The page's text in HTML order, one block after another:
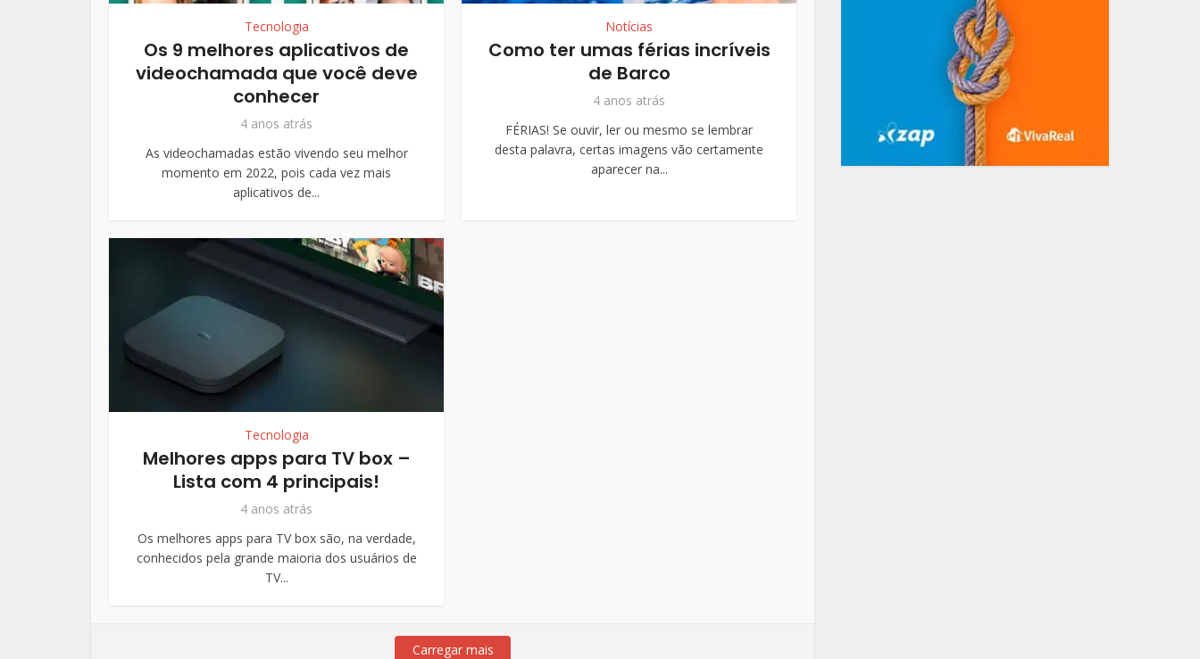
Tecnologia
Os 9 melhores aplicativos de
videochamada que você deve
conhecer
4 anos atrás
As videochamadas estão vivendo seu melhor
momento em 2022, pois cada vez mais
aplicativos de...
Notícias
Como ter umas férias incríveis
de Barco
4 anos atrás
FÉRIAS! Se ouvir, ler ou mesmo se lembrar
desta palavra, certas imagens vão certamente
aparecer na...
Tecnologia
Melhores apps para TV box –
Lista com 4 principais!
4 anos atrás
Os melhores apps para TV box são, na verdade,
conhecidos pela grande maioria dos usuários de
TV...
Carregar mais